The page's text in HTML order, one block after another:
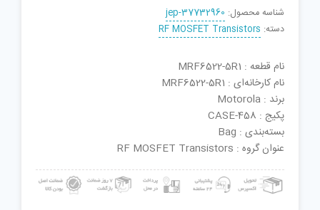
شناسه محصول: jep-37732960
دسته: RF MOSFET Transistors
نام قطعه : MRF6522-5R1
نام کارخانه‌ای : MRF6522-5R1
برند : Motorola
پکیج : CASE-458
بسته‌بندی : Bag
عنوان گروه : RF MOSFET Transistors